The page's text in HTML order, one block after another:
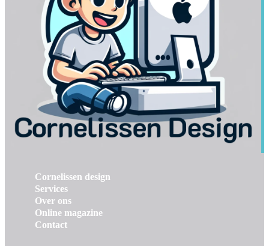
Cornelissen design
Services
Over ons
Online magazine
Contact